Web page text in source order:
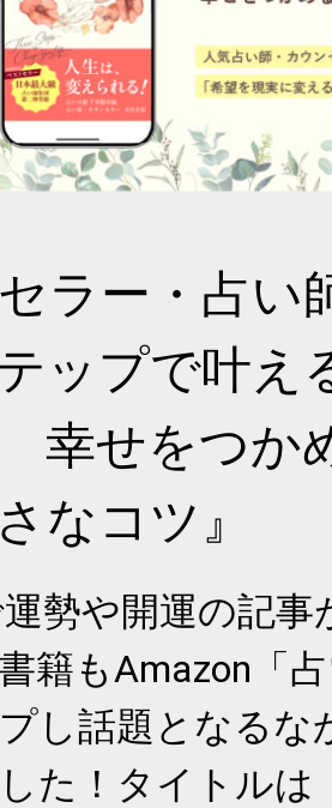
ラー・占い
テップで叶
幸せをつか
なコツ』
運勢や開運の記
籍もAmazon「
し話題となるな
た！タイトルは